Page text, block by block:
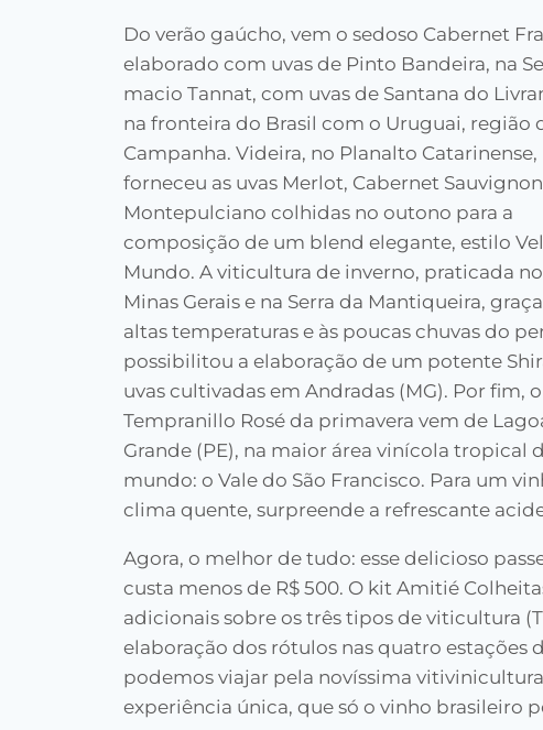
Do verão gaúcho, vem o sedoso Cabernet
elaborado com uvas de Pinto Bandeira, na
macio Tannat, com uvas de Santana do
na fronteira do Brasil com o Uruguai, região
Campanha. Videira, no Planalto Catarinense,
forneceu as uvas Merlot, Cabernet
Montepulciano colhidas no outono para a
composição de um blend elegante, estilo
Mundo. A viticultura de inverno, praticada
Minas Gerais e na Serra da Mantiqueira,
altas temperaturas e às poucas chuvas do
possibilitou a elaboração de um potente
uvas cultivadas em Andradas (MG). Por fim, o
Tempranillo Rosé da primavera vem de
Grande (PE), na maior área vinícola tropical
mundo: o Vale do São Francisco. Para um
clima quente, surpreende a refrescante
Agora, o melhor de tudo: esse delicioso
custa menos de R$ 500. O kit Amitié
adicionais sobre os três tipos de viticultura
elaboração dos rótulos nas quatro estações
podemos viajar pela novíssima
experiência única, que só o vinho brasileiro